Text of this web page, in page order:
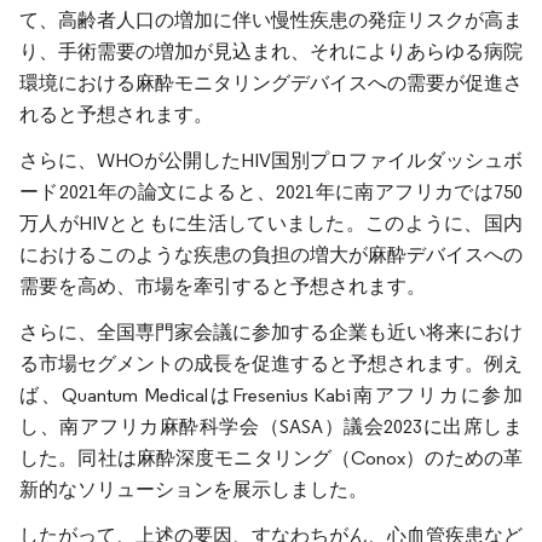
て、高齢者人口の増加に伴い慢性疾患の発症リスクが高ま
り、手術需要の増加が見込まれ、それによりあらゆる病院
環境における麻酔モニタリングデバイスへの需要が促進さ
れると予想されます。
さらに、WHOが公開したHIV国別プロファイルダッシュボ
ード2021年の論文によると、2021年に南アフリカでは750
万人がHIVとともに生活していました。このように、国内
におけるこのような疾患の負担の増大が麻酔デバイスへの
需要を高め、市場を牽引すると予想されます。
さらに、全国専門家会議に参加する企業も近い将来におけ
る市場セグメントの成長を促進すると予想されます。例え
ば、Quantum MedicalはFresenius Kabi南アフリカに参加
し、南アフリカ麻酔科学会（SASA）議会2023に出席しま
した。同社は麻酔深度モニタリング（Conox）のための革
新的なソリューションを展示しました。
したがって、上述の要因、すなわちがん、心血管疾患など